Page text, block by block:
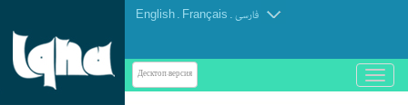
English . Français . فارسی
Десктоп-версия
باز
و